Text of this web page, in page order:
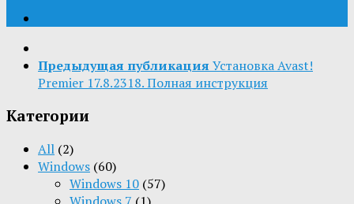
Предыдущая публикация Установка Avast!
Premier 17.8.2318. Полная инструкция
Категории
All (2)
Windows (60)
Windows 10 (57)
Windows 7 (1)